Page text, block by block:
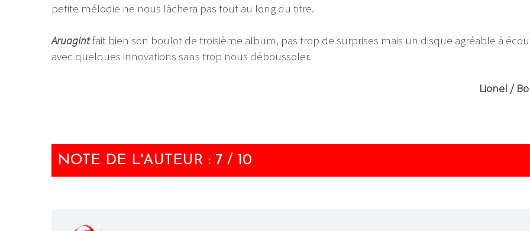
petite mélodie ne nous lâchera pas tout au long du titre.
Aruagintfait bien son boulot de troisième album, pas trop de surprises mais un disque agréable à
avec quelques innovations sans trop nous déboussoler.
Lionel /
NOTE DE L'AUTEUR : 7 / 10